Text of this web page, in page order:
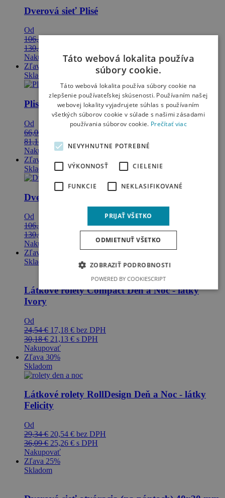
Dverová sieť Plisé
Od
106,22
130,65
Nakupovať
Zľava 10%
Skladom
Plisé žalúzie - zatemňovacie látky Blackout
Od
66,00
81,18
73,06
Nakupovať
Zľava 25%
Skladom
Dverová sieť Plisé InsectIQ
Od
106,22
bez DPH
130,65
Nakupovať
Zľava 30%
Skladom
Látkové rolety Compact Deň a Noc - látky
Ivory
Od
24,54€ 17,18 € bez DPH
30,18€ 21,13 € s DPH
Nakupovať
Zľava 30%
Skladom
Látkové rolety RollDesign Deň a Noc - látky
Felicity
Od
29,34€ 20,54 € bez DPH
36,09€ 25,26 € s DPH
Nakupovať
Zľava 25%
Skladom
Táto webová lokalita používa
súbory cookie.
Táto webová lokalita používa súbory cookie na
zlepšenie používateľskej skúsenosti. Používaním našej
webovej lokality vyjadrujete súhlas s používaním
všetkých súborov cookie v súlade s našimi zásadami
používania súborov cookie. Prečítať viac
NEVYHNUTNE POTREBNÉ
VÝKONNOSŤ CIELENIE
FUNKCIE NEKLASIFIKOVANÉ
PRIJAŤ VŠETKO
ODMIETNUŤ VŠETKO
ZOBRAZIŤ PODROBNOSTI
POWERED BY COOKIESCRIPT